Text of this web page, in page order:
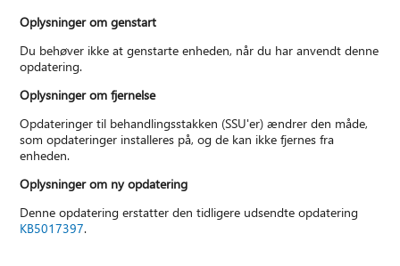
Oplysninger om genstart
Du behøver ikke at genstarte enheden, når du har anvendt denne
opdatering.
Oplysninger om fjernelse
Opdateringer til behandlingsstakken (SSU'er) ændrer den måde,
som opdateringer installeres på, og de kan ikke fjernes fra
enheden.
Oplysninger om ny opdatering
Denne opdatering erstatter den tidligere udsendte opdatering
KB5017397.